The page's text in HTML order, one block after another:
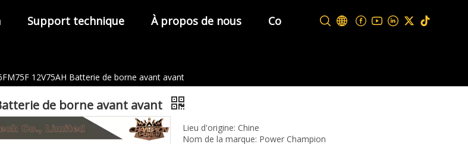
Support technique À propos de nous Contactez-nous
12V75AH Batterie de borne avant avant
de borne avant avant
Lieu d'origine: Chine
Nom de la marque: Power Champion